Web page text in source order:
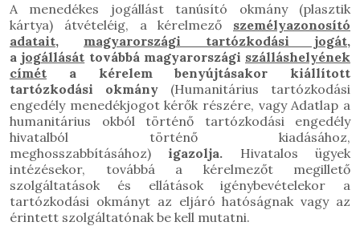
A menedékes jogállást tanúsító okmány (plasztik
kártya) átvételéig, a kérelmező személyazonosító
adatait, magyarországi tartózkodási jogát,
a jogállását továbbá magyarországi szálláshelyének
címét a kérelem benyújtásakor kiállított
tartózkodási okmány (Humanitárius tartózkodási
engedély menedékjogot kérők részére, vagy Adatlap a
humanitárius okból történő tartózkodási engedély
hivatalból történő kiadásához,
meghosszabbításához) igazolja. Hivatalos ügyek
intézésekor, továbbá a kérelmezőt megillető
szolgáltatások és ellátások igénybevételekor a
tartózkodási okmányt az eljáró hatóságnak vagy az
érintett szolgáltatónak be kell mutatni.